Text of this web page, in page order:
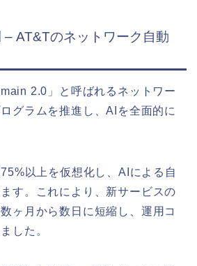
AT&Tのネットワーク自動
2.0」と呼ばれるネットワー
グラムを推進し、AIを全面的に
以上を仮想化し、AIによる自
す。これにより、新サービスの
ヶ月から数日に短縮し、運用コ
した。